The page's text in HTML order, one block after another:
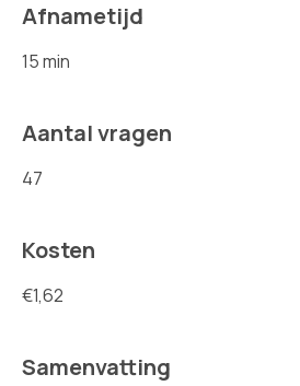
Afnametijd
15 min
Aantal vragen
47
Kosten
€1,62
Samenvatting